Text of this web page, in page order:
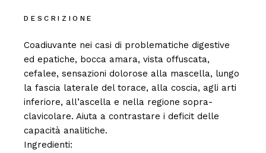
DESCRIZIONE
Coadiuvante nei casi di problematiche digestive
ed epatiche, bocca amara, vista offuscata,
cefalee, sensazioni dolorose alla mascella, lungo
la fascia laterale del torace, alla coscia, agli arti
inferiore, all’ascella e nella regione sopra-
clavicolare. Aiuta a contrastare i deficit delle
capacità analitiche.
Ingredienti: